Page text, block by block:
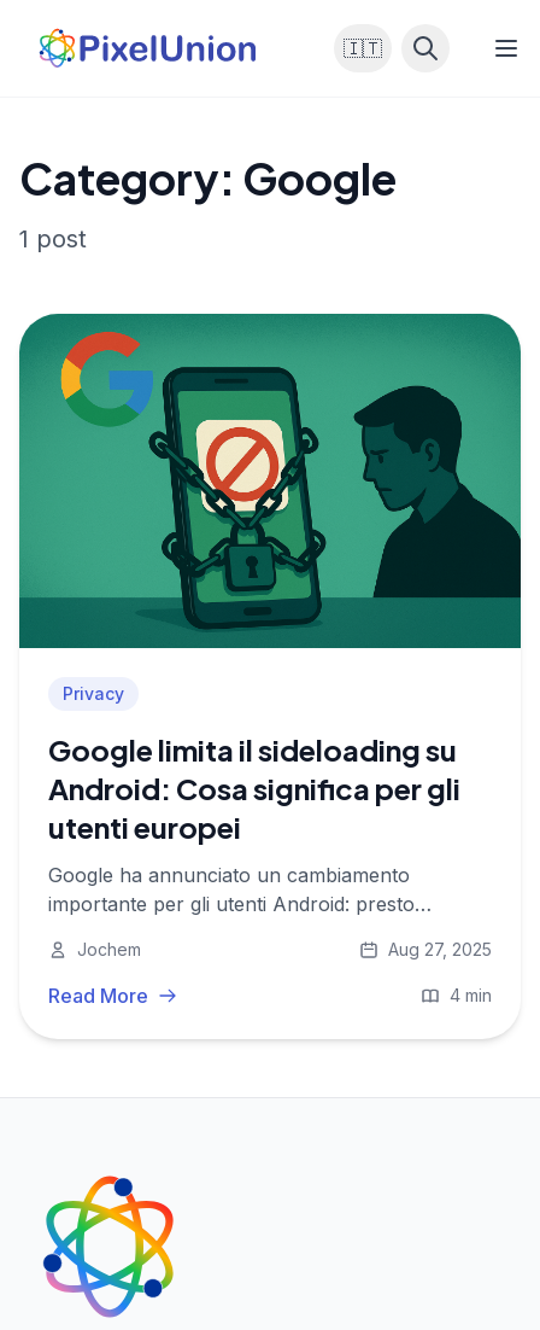
🇮🇹
Category: Google
1 post
Privacy
Google limita il sideloading su
Android: Cosa significa per gli
utenti europei
Google ha annunciato un cambiamento
importante per gli utenti Android: presto
sideloading delle app.
Jochem Aug 27, 2025
Read More 4 min